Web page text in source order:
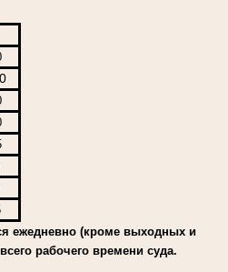
ежедневно (кроме выходных и
рабочего времени суда.